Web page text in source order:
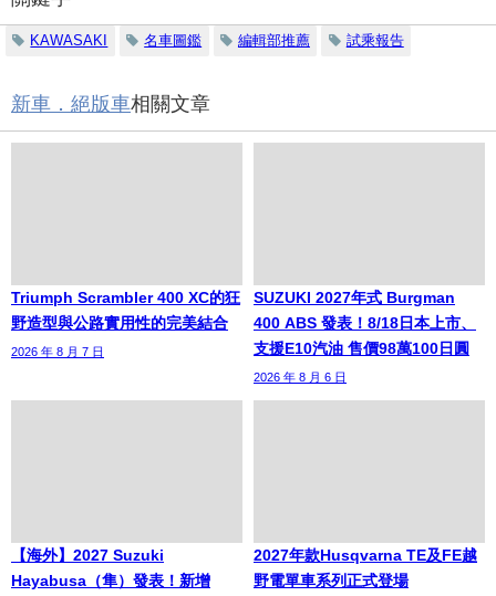
KAWASAKI 名車圖鑑 編輯部推薦 試乘報告
新車．絕版車相關文章
Triumph Scrambler 400 XC的狂
野造型與公路實用性的完美結合
2026 年 8 月 7 日
SUZUKI 2027年式 Burgman
400 ABS 發表！8/18日本上市、
支援E10汽油 售價98萬100日圓
2026 年 8 月 6 日
【海外】2027 Suzuki
Hayabusa（隼）發表！新增
2027年款Husqvarna TE及FE越
野電單車系列正式登場